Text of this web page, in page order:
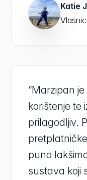
Katie
“Marzipan
korištenje te
prilagodljiv.
puno
sustava koji